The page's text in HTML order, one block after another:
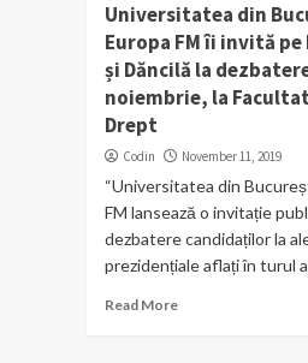
Universitatea din
Europa FM îi invită
și Dăncilă la
noiembrie, la
Drept
Codin November 11, 2019
“Universitatea din
FM lansează o invitație
dezbatere candidaților la
prezidențiale aflați în turul
Read More